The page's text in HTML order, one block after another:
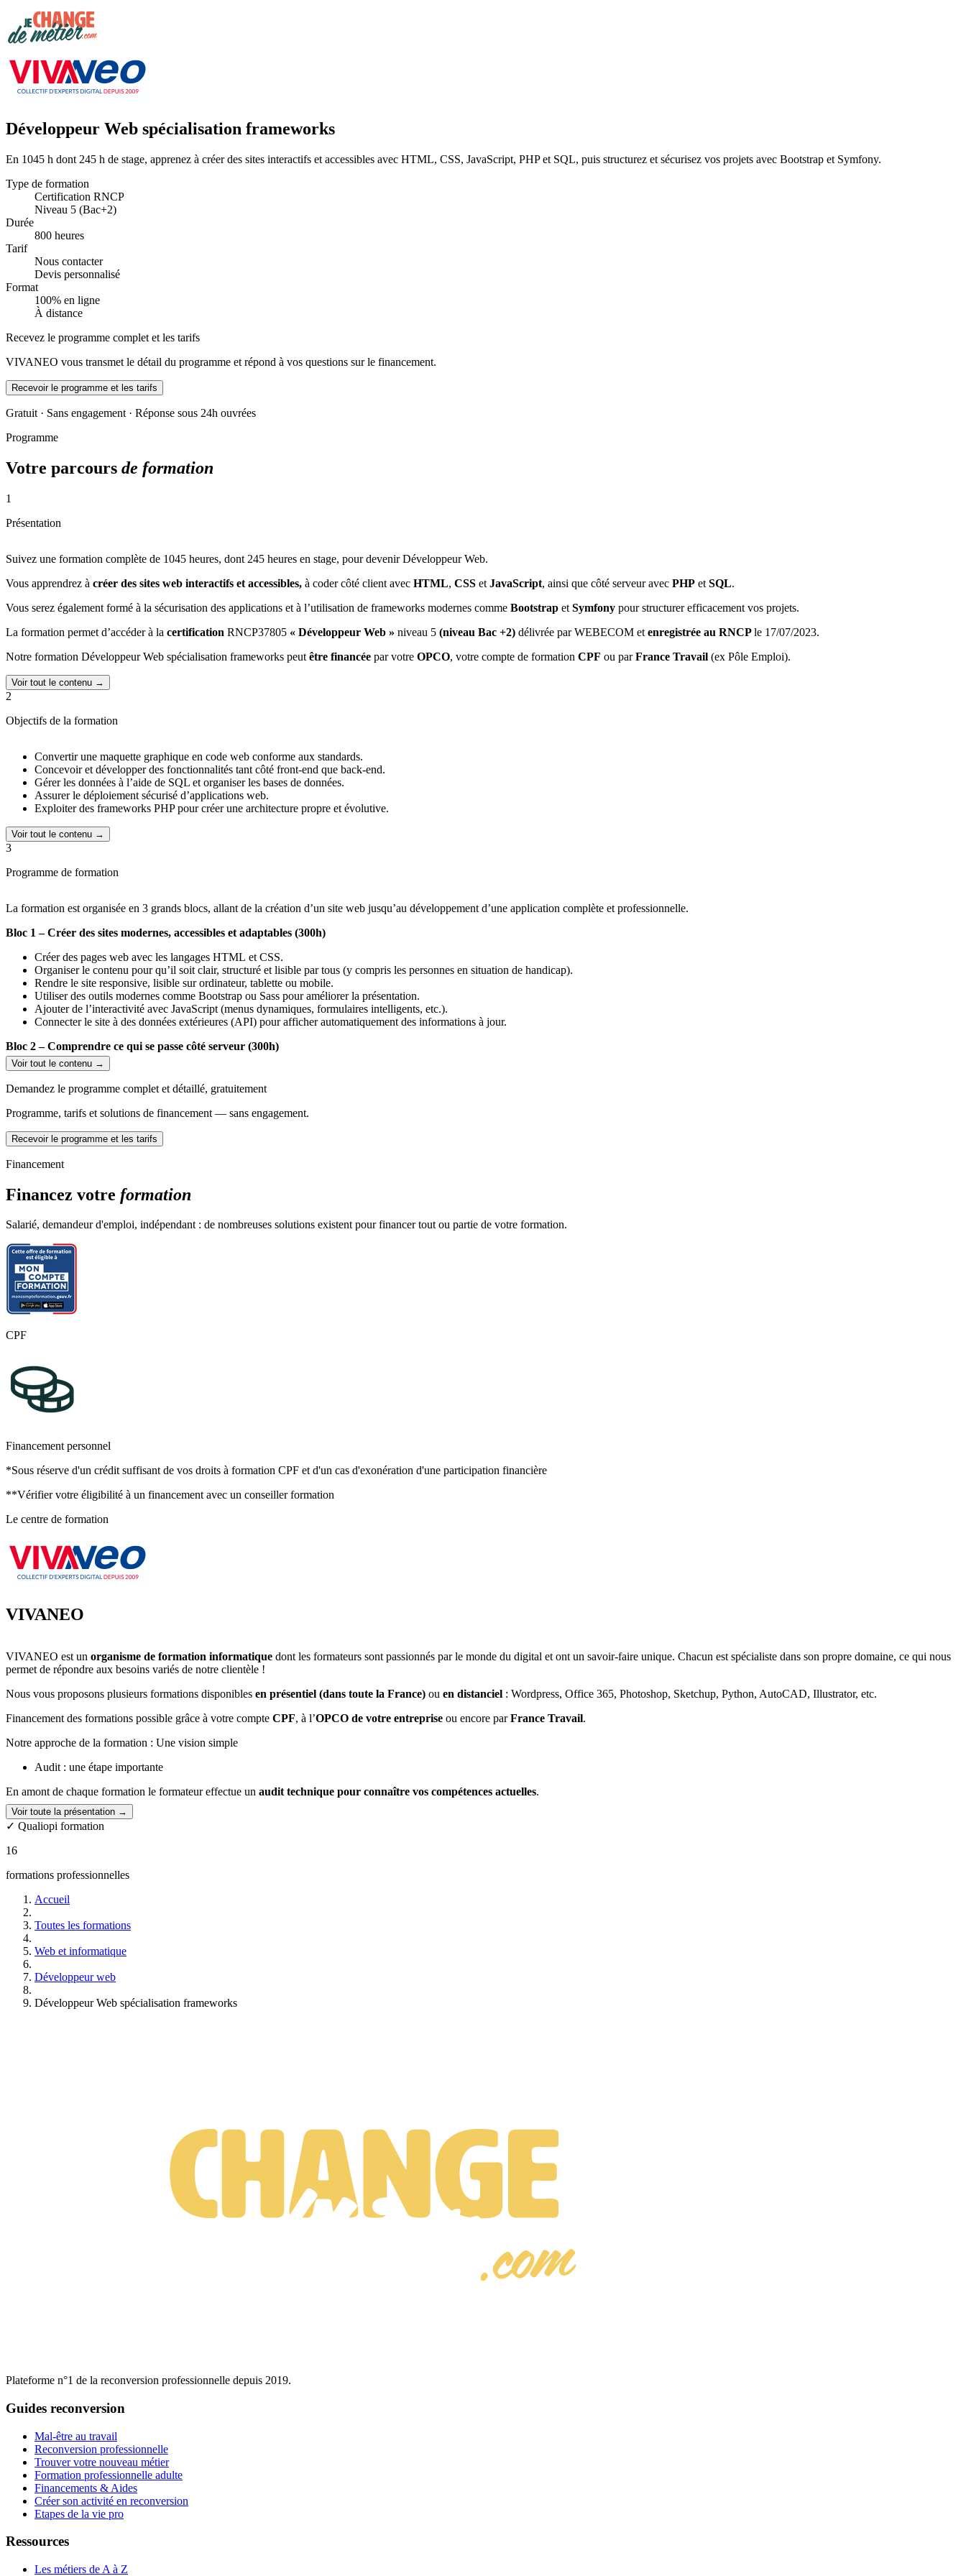
Développeur Web spécialisation frameworks
En 1045 h dont 245 h de stage, apprenez à créer des sites interactifs et accessibles avec HTML, CSS, JavaScript, PHP et SQL, puis structurez et sécurisez vos projets avec Bootstrap et Symfony.
Type de formation
Certification RNCP
Niveau 5 (Bac+2)
Durée
800 heures
Tarif
Nous contacter
Devis personnalisé
Format
100% en ligne
À distance
Recevez le programme complet et les tarifs
VIVANEO vous transmet le détail du programme et répond à vos questions sur le financement.
Recevoir le programme et les tarifs
Gratuit · Sans engagement · Réponse sous 24h ouvrées
Programme
Votre parcours de formation
1
Présentation
Suivez une formation complète de 1045 heures, dont 245 heures en stage, pour devenir Développeur Web.
Vous apprendrez à créer des sites web interactifs et accessibles, à coder côté client avec HTML, CSS et JavaScript, ainsi que côté serveur avec PHP et SQL.
Vous serez également formé à la sécurisation des applications et à l’utilisation de frameworks modernes comme Bootstrap et Symfony pour structurer efficacement vos projets.
La formation permet d’accéder à la certification RNCP37805 « Développeur Web » niveau 5 (niveau Bac +2) délivrée par WEBECOM et enregistrée au RNCPle 17/07/2023.
Notre formation Développeur Web spécialisation frameworks peut être financée par votre OPCO, votre compte de formation CPF ou parFrance Travail (ex Pôle Emploi).
Voir tout le contenu →
2
Objectifs de la formation
Convertir une maquette graphique en code web conforme aux standards.
Concevoir et développer des fonctionnalités tant côté front-end que back-end.
Gérer les données à l’aide de SQL et organiser les bases de données.
Assurer le déploiement sécurisé d’applications web.
Exploiter des frameworks PHP pour créer une architecture propre et évolutive.
Voir tout le contenu →
3
Programme de formation
La formation est organisée en 3 grands blocs, allant de la création d’un site web jusqu’au développement d’une application complète et professionnelle.
Bloc 1 – Créer des sites modernes, accessibles et adaptables (300h)
Créer des pages web avec les langages HTML et CSS.
Organiser le contenu pour qu’il soit clair, structuré et lisible par tous (y compris les personnes en situation de handicap).
Rendre le site responsive, lisible sur ordinateur, tablette ou mobile.
Utiliser des outils modernes comme Bootstrap ou Sass pour améliorer la présentation.
Ajouter de l’interactivité avec JavaScript (menus dynamiques, formulaires intelligents, etc.).
Connecter le site à des données extérieures (API) pour afficher automatiquement des informations à jour.
Bloc 2 – Comprendre ce qui se passe côté serveur (300h)
Apprendre comment les données sont stockées et organisées dans une base de données.
Comprendre le fonctionnement des formulaires en ligne et le traitement des données.
Maîtriser le langage PHP pour créer des fonctionnalités dynamiques.
Mettre en place des mesures de sécurité : mots de passe, rôles utilisateurs, protections contre les attaques.
Appliquer les règles de protection des données personnelles (RGPD).
Bloc 3 – Créer une application web professionnelle avec un framework (200h)
Découvrir et utiliser Symfony, un framework largement utilisé en entreprise.
Maîtriser les formulaires complexes, la navigation et le déploiement d’un site en ligne.
Projets, coaching et accompagnement
Réalisation de plusieurs mini-projets pratiques (site vitrine, gestion de produits, connexion utilisateurs...).
Accompagnement personnalisé avec un formateur.
Préparation et présentation d’un projet final devant un jury professionnel.
Voir tout le contenu →
Demandez le programme complet et détaillé, gratuitement
Programme, tarifs et solutions de financement — sans engagement.
Recevoir le programme et les tarifs
Financement
Financez votre formation
Salarié, demandeur d'emploi, indépendant : de nombreuses solutions existent pour financer tout ou partie de votre formation.
CPF
Financement personnel
*Sous réserve d'un crédit suffisant de vos droits à formation CPF et d'un cas d'exonération d'une participation financière
**Vérifier votre éligibilité à un financement avec un conseiller formation
Le centre de formation
VIVANEO
VIVANEO est un organisme de formation informatique dont les formateurs sont passionnés par le monde du digital et ont un savoir-faire unique. Chacun est spécialiste dans son propre domaine, ce qui nous
permet de répondre aux besoins variés de notre clientèle !
Nous vous proposons plusieurs formations disponibles en présentiel (dans toute la France) ou en distanciel : Wordpress, Office 365, Photoshop, Sketchup, Python, AutoCAD, Illustrator, etc.
Financement des formations possible grâce à votre compte CPF, à l’OPCO de votre entreprise ou encore parFrance Travail.
Notre approche de la formation : Une vision simple
Audit : une étape importante
En amont de chaque formation le formateur effectue un audit technique pour connaître vos compétences actuelles.
6 personnes au maximum !
Nos intervenants sont experts dans leur domaine et passionnés par leur métier. Ils sont
Chacune de nos formations est pensés de manière
Satisfaction
Voir toute la présentation →
✓ Qualiopi formation
16
formations professionnelles
Accueil
Toutes les formations
Web et informatique
Développeur web
Développeur Web spécialisation frameworks
Plateforme n°1 de la reconversion professionnelle depuis 2019.
Guides reconversion
Mal-être au travail
Reconversion professionnelle
Trouver votre nouveau métier
Formation professionnelle adulte
Financements & Aides
Créer son activité en reconversion
Etapes de la vie pro
Ressources
Les métiers de A à Z